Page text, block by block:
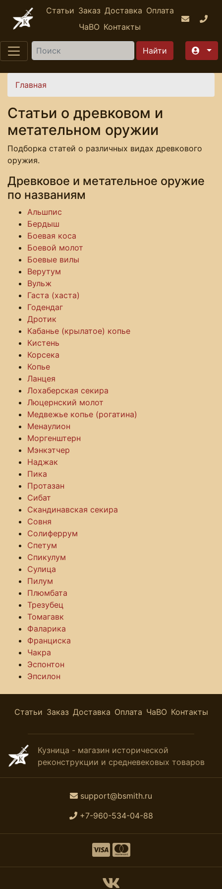
Перейти к основному содержанию
Статьи Заказ Доставка Оплата
ЧаВО Контакты
Найти
Вы здесь
Главная
Статьи о древковом и
метательном оружии
Подборка статей о различных видах древкового
оружия.
Древковое и метательное оружие
по названиям
Альшпис
Бердыш
Боевая коса
Боевой молот
Боевые вилы
Верутум
Вульж
Гаста (хаста)
Годендаг
Дротик
Кабанье (крылатое) копье
Кистень
Корсека
Копье
Ланцея
Лохаберская секира
Люцернский молот
Медвежье копье (рогатина)
Менаулион
Моргенштерн
Мэнкэтчер
Наджак
Пика
Протазан
Сибат
Скандинавская секира
Совня
Солиферрум
Спетум
Спикулум
Сулица
Пилум
Плюмбата
Трезубец
Томагавк
Фаларика
Франциска
Чакра
Эспонтон
Эпсилон
Статьи Заказ Доставка Оплата ЧаВО Контакты
Кузница - магазин исторической
реконструкции и средневековых товаров
support@bsmith.ru
+7-960-534-04-88